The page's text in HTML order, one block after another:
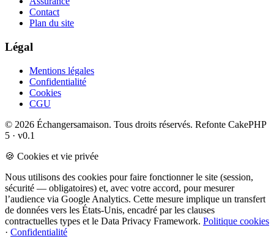
Contact
Plan du site
Légal
Mentions légales
Confidentialité
Cookies
CGU
© 2026 Échangersamaison. Tous droits réservés. Refonte CakePHP
5 · v0.1
🍪 Cookies et vie privée
Nous utilisons des cookies pour faire fonctionner le site (session,
sécurité — obligatoires) et, avec votre accord, pour mesurer
l’audience via Google Analytics. Cette mesure implique un transfert
de données vers les États-Unis, encadré par les clauses
contractuelles types et le Data Privacy Framework. Politique cookies
· Confidentialité